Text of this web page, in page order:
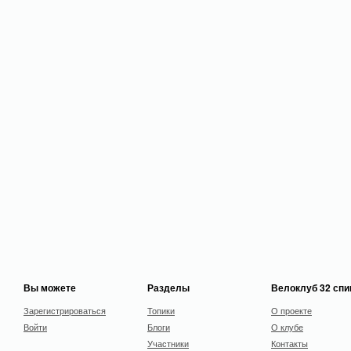
Вы можете
Зарегистрироваться
Войти
Разделы
Топики
Блоги
Участники
Велоклуб 32
О проекте
О клубе
Контакты